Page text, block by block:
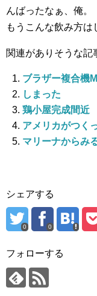
んばったなぁ、俺。
もうこんな飲み方は
関連がありそうな記
ブラザー複合機
しまった
鶏小屋完成間近
アメリカがつく
マリーナからみ
シェアする
0 0
フォローする